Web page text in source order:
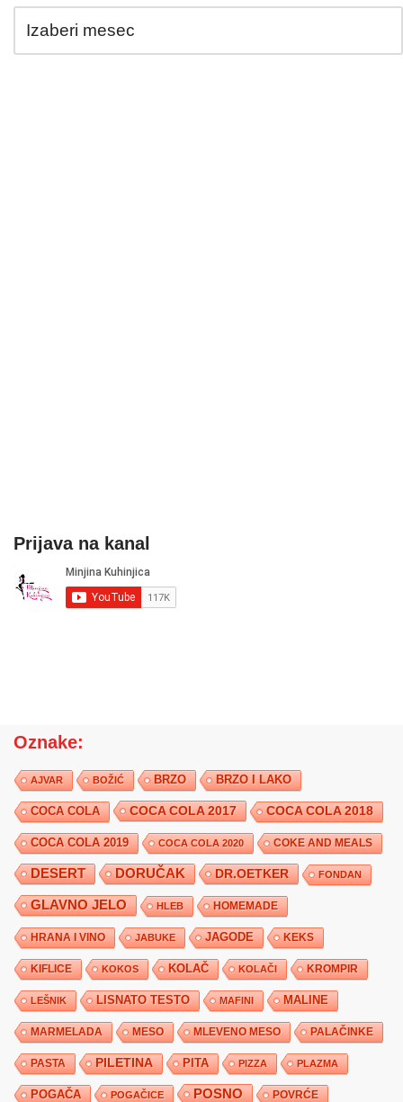
Prijava na kanal
Oznake:
AJVAR BOŽIĆ BRZO BRZO I LAKO
COCA COLA COCA COLA 2017 COCA COLA 2018
COCA COLA 2019 COCA COLA 2020 COKE AND MEALS
DESERT DORUČAK DR.OETKER FONDAN
GLAVNO JELO HLEB HOMEMADE
HRANA I VINO JABUKE JAGODE KEKS
KIFLICE KOKOS KOLAČ KOLAČI KROMPIR
LEŠNIK LISNATO TESTO MAFINI MALINE
MARMELADA MESO MLEVENO MESO PALAČINKE
PASTA PILETINA PITA PIZZA PLAZMA
POGAČA POGAČICE POSNO POVRĆE